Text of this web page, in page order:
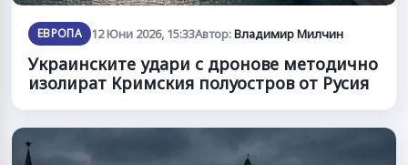
ЕВРОПА 12 Юни 2026, 15:33Автор:Владимир Милчин
Украинските удари с дронове методично
изолират Кримския полуостров от Русия